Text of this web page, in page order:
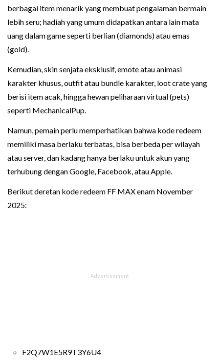
berbagai item menarik yang membuat pengalaman bermain
lebih seru; hadiah yang umum didapatkan antara lain mata
uang dalam game seperti berlian (diamonds) atau emas
(gold).
Kemudian, skin senjata eksklusif, emote atau animasi
karakter khusus, outfit atau bundle karakter, loot crate yang
berisi item acak, hingga hewan peliharaan virtual (pets)
seperti MechanicalPup.
Namun, pemain perlu memperhatikan bahwa kode redeem
memiliki masa berlaku terbatas, bisa berbeda per wilayah
atau server, dan kadang hanya berlaku untuk akun yang
terhubung dengan Google, Facebook, atau Apple.
Berikut deretan kode redeem FF MAX enam November
2025:
F2Q7W1E5R9T3Y6U4